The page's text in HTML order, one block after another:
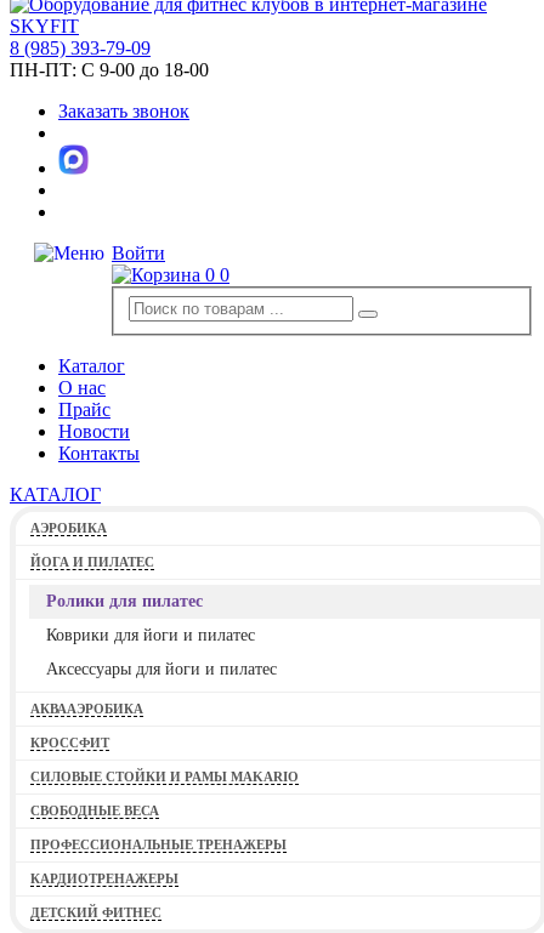
8 (985) 393-79-09
ПН-ПТ: С 9-00 до 18-00
Заказать звонок
Войти
0 0
Каталог
О нас
Прайс
Новости
Контакты
КАТАЛОГ
АЭРОБИКА
ЙОГА И ПИЛАТЕС
Ролики для пилатес
Коврики для йоги и пилатес
Аксессуары для йоги и пилатес
АКВААЭРОБИКА
КРОССФИТ
СИЛОВЫЕ СТОЙКИ И РАМЫ MAKARIO
СВОБОДНЫЕ ВЕСА
ПРОФЕССИОНАЛЬНЫЕ ТРЕНАЖЕРЫ
КАРДИОТРЕНАЖЕРЫ
ДЕТСКИЙ ФИТНЕС